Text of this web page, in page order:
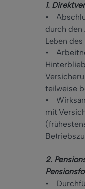
1.
•
durch den
Leben
•
teilweise
•
mit
2.
•